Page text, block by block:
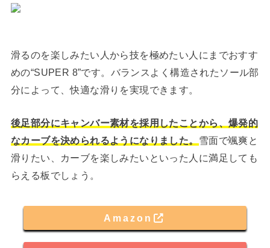
滑るのを楽しみたい人から技を極めたい人にまでおすす
めの“SUPER 8”です。バランスよく構造されたソール部
分によって、快適な滑りを実現できます。
後足部分にキャンバー素材を採用したことから、爆発的
なカーブを決められるようになりました。 雪面で颯爽と
滑りたい、カーブを楽しみたいといった人に満足しても
らえる板でしょう。
Amazon